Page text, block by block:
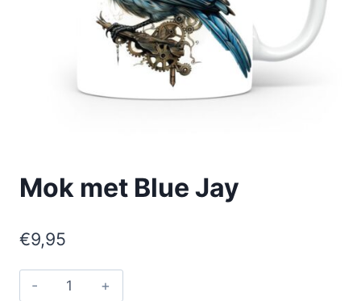
Mok met Blue Jay
€9,95